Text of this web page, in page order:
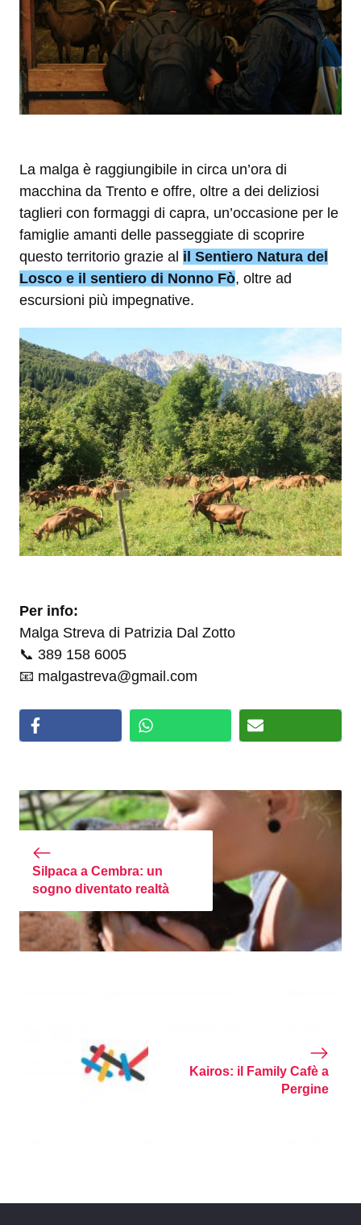
La malga è raggiungibile in circa un’ora di
macchina da Trento e offre, oltre a dei deliziosi
taglieri con formaggi di capra, un’occasione per le
famiglie amanti delle passeggiate di scoprire
questo territorio grazie al il Sentiero Natura del
Losco e il sentiero di Nonno Fò, oltre ad
escursioni più impegnative.
Per info:
Malga Streva di Patrizia Dal Zotto
📞 389 158 6005
📧 malgastreva@gmail.com
Silpaca a Cembra: un
sogno diventato realtà
Kairos: il Family Cafè a
Pergine